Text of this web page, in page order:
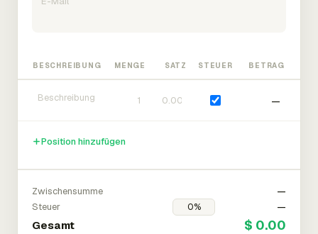
BESCHREIBUNG MENGE SATZ STEUER BETRAG
—
Position hinzufügen
Zwischensumme
—
Steuer
—
Gesamt $ 0.00